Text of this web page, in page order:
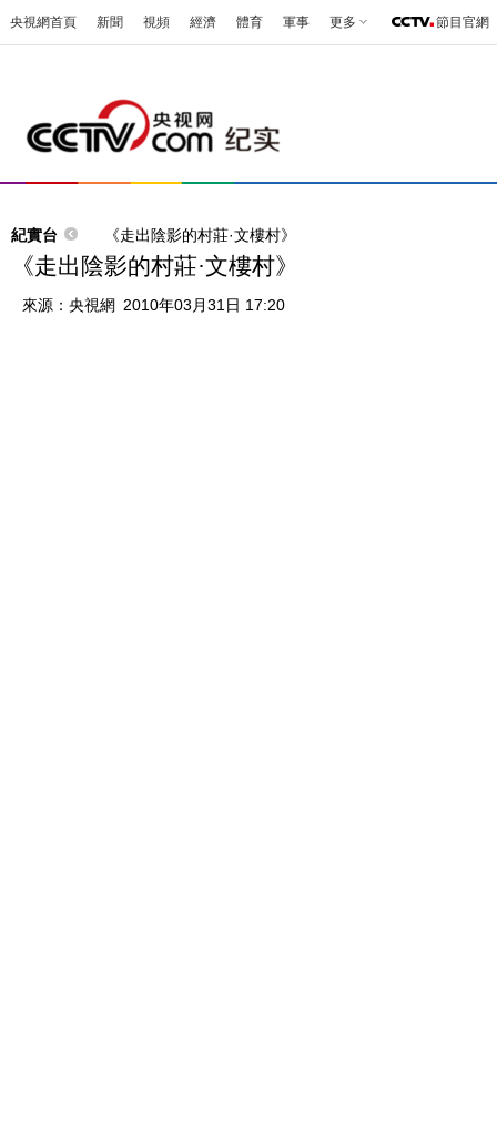
央視網首頁 新聞 視頻 經濟 體育 軍事 更多 節目官網
紀實台 《走出陰影的村莊·文樓村》
《走出陰影的村莊·文樓村》
來源： 央視網 2010年03月31日 17:20